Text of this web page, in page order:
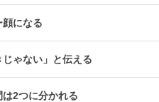
顔になる
じゃない」と伝える
は2つに分かれる